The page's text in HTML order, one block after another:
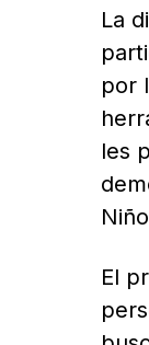
La
por
les
El